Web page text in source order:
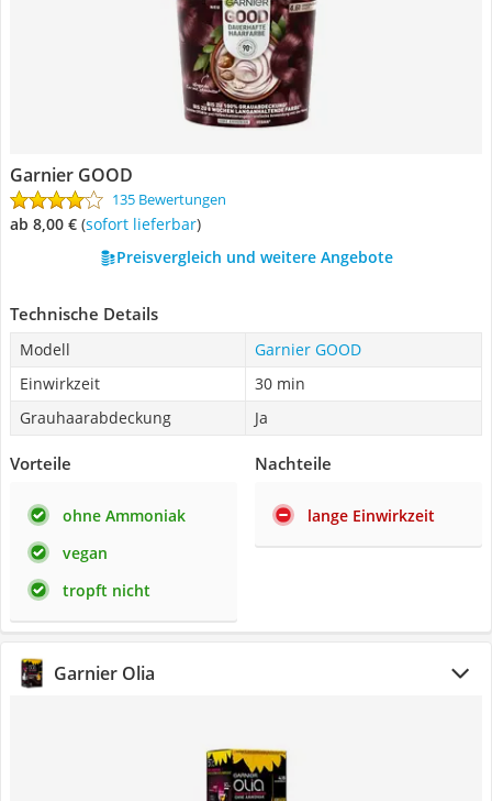
Garnier GOOD
135 Bewertungen
ab 8,00 € ( Sofort lieferbar)
Preisvergleich und weitere Angebote
Technische Details
Modell
Garnier GOOD
Einwirkzeit
30 min
Grauhaarabdeckung
Ja
Vorteile
ohne Ammoniak
vegan
tropft nicht
Nachteile
lange Einwirkzeit
Garnier Olia